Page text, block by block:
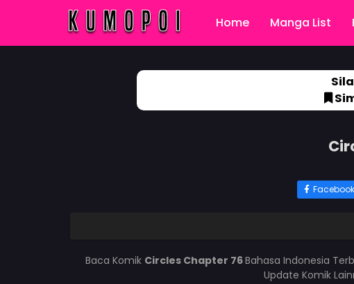
Home Manga List
Facebook
Baca Komik Circles Chapter 76Bahasa Indonesia
Update Komik